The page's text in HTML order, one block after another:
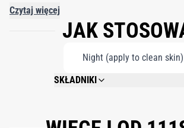
przypadku tradycyjnych, miejscowych
skóry. Drobne, przypominające igły struktury
absorpcję i skuteczność. Ten zaawansowany
dostarczania pozwala kluczowym składnikom
Czytaj więcej
JAK
Night (apply to clean skin)
SKŁADNIKI